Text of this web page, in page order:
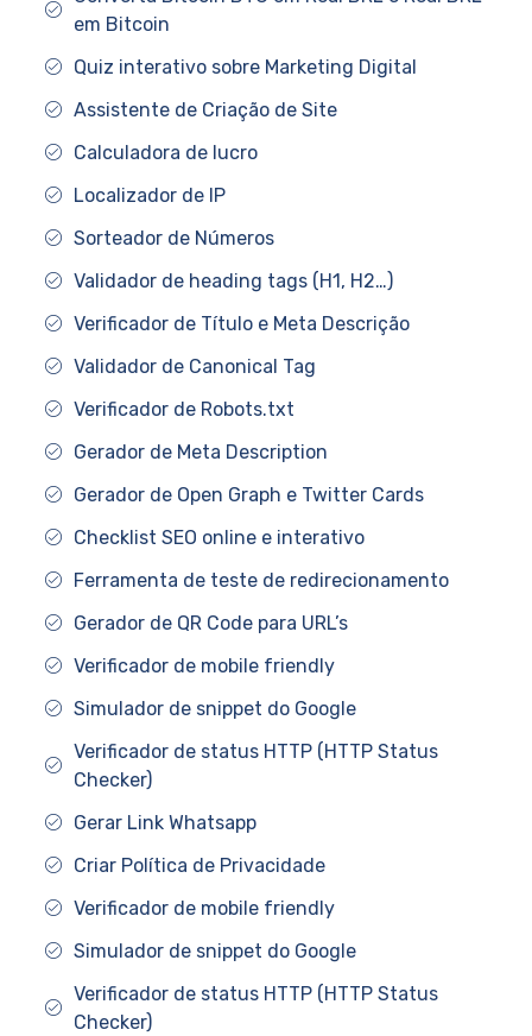
em Bitcoin
Quiz interativo sobre Marketing Digital
Assistente de Criação de Site
Calculadora de lucro
Localizador de IP
Sorteador de Números
Validador de heading tags (H1, H2…)
Verificador de Título e Meta Descrição
Validador de Canonical Tag
Verificador de Robots.txt
Gerador de Meta Description
Gerador de Open Graph e Twitter Cards
Checklist SEO online e interativo
Ferramenta de teste de redirecionamento
Gerador de QR Code para URL’s
Verificador de mobile friendly
Simulador de snippet do Google
Verificador de status HTTP (HTTP Status
Checker)
Gerar Link Whatsapp
Criar Política de Privacidade
Verificador de mobile friendly
Simulador de snippet do Google
Verificador de status HTTP (HTTP Status
Checker)